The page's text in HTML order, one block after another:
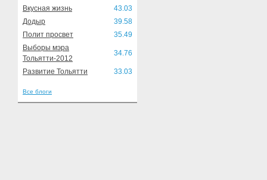
Вкусная жизнь
43.03
Додыр
39.58
Полит просвет
35.49
Выборы мэра
Тольятти-2012
34.76
Развитие Тольятти 33.03
Все блоги